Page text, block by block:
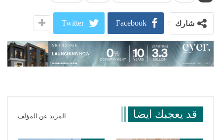
شارك Facebook
Twitter
قد يعجبك ايضا المزيد عن المؤلف